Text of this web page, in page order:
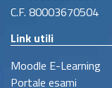
C.F. 80003670504
Link utili
Moodle E-Learning
Portale esami